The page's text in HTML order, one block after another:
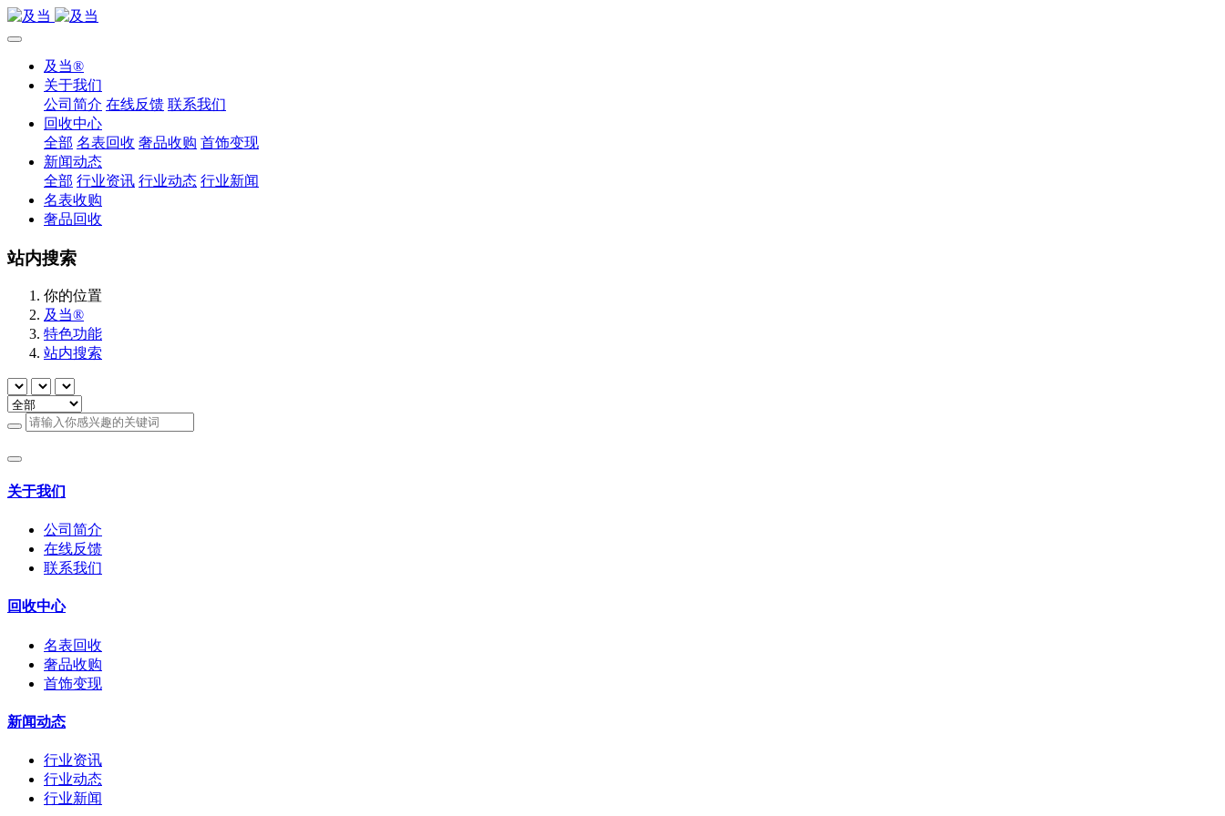
及当®
关于我们
公司简介 在线反馈 联系我们
回收中心
全部 名表回收 奢品收购 首饰变现
新闻动态
全部 行业资讯 行业动态 行业新闻
名表收购
奢品回收
站内搜索
你的位置
及当®
特色功能
站内搜索
关于我们
公司简介
在线反馈
联系我们
回收中心
名表回收
奢品收购
首饰变现
新闻动态
行业资讯
行业动态
行业新闻